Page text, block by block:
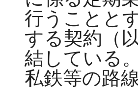
行うことと
する契約（
結している
私鉄等の路